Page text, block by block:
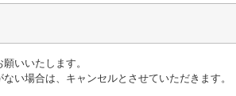
いいたします。
い場合は、キャンセルとさせていただきます。